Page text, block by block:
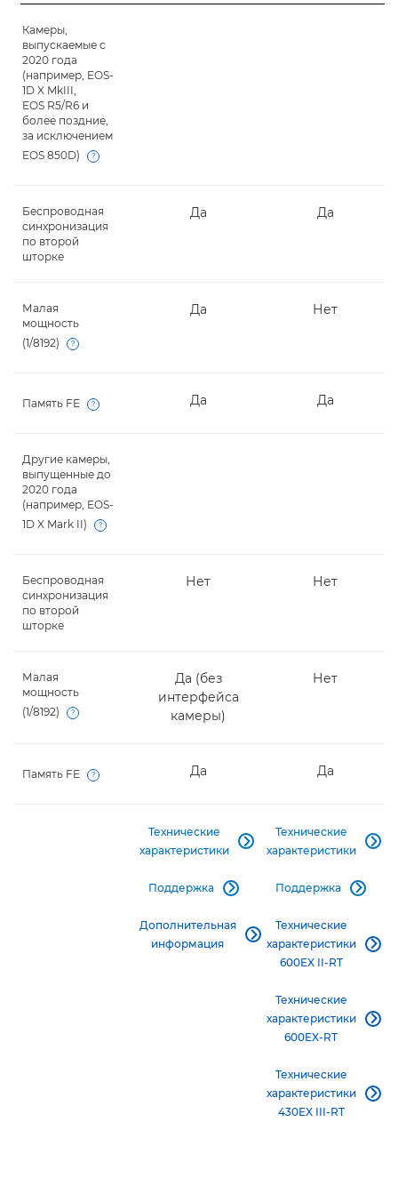
Камеры,
выпускаемые с
2020 года
(например, EOS-
1D X MkIII,
EOS R5/R6 и
более поздние,
за исключением
EOS 850D)
Беспроводная
синхронизация
по второй
шторке
Да Да
Малая
мощность
(1/8192)
Да Нет
Память FE
Да Да
Другие камеры,
выпущенные до
2020 года
(например, EOS-
1D X Mark II)
Беспроводная
синхронизация
по второй
шторке
Нет Нет
Малая
мощность
(1/8192)
Да (без
интерфейса
камеры)
Нет
Память FE
Да Да
Технические
характеристики

Поддержка 
Дополнительная
информация

Технические
характеристики

Поддержка 
Технические
характеристики
600EX II-RT

Технические
характеристики
600EX-RT

Технические
характеристики
430EX III-RT
